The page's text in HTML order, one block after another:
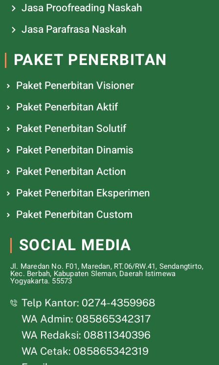
Jasa Proofreading Naskah
Jasa Parafrasa Naskah
PAKET PENERBITAN
Paket Penerbitan Visioner
Paket Penerbitan Aktif
Paket Penerbitan Solutif
Paket Penerbitan Dinamis
Paket Penerbitan Action
Paket Penerbitan Eksperimen
Paket Penerbitan Custom
SOCIAL MEDIA
Jl. Maredan No. F01, Maredan, RT.06/RW.41, Sendangtirto,
Kec. Berbah, Kabupaten Sleman, Daerah Istimewa
Yogyakarta. 55573
Telp Kantor: 0274-4359968
WA Admin: 085865342317
WA Redaksi: 08811340396
WA Cetak: 085865342319